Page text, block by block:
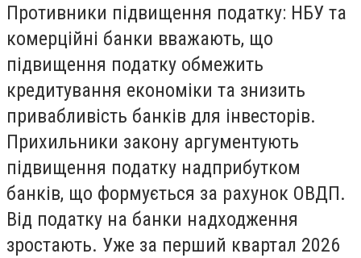
Противники підвищення податку: НБУ та
комерційні банки вважають, що
підвищення податку обмежить
кредитування економіки та знизить
привабливість банків для інвесторів.
Прихильники закону аргументують
підвищення податку надприбутком
банків, що формується за рахунок ОВДП.
Від податку на банки надходження
зростають. Уже за перший квартал 2026